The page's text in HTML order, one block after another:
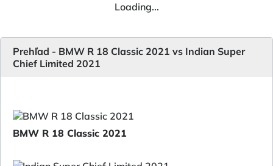
Loading...
Prehľad - BMW R 18 Classic 2021 vs Indian Super
Chief Limited 2021
BMW R 18 Classic 2021